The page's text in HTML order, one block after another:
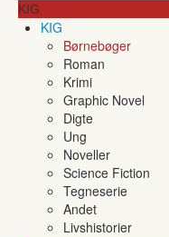
KIG
KIG
Børnebøger
Roman
Krimi
Graphic Novel
Digte
Ung
Noveller
Science Fiction
Tegneserie
Andet
Livshistorier